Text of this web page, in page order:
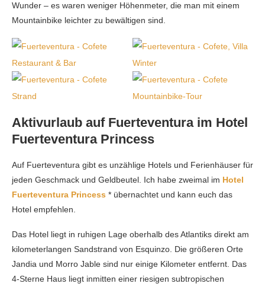
Wunder – es waren weniger Höhenmeter, die man mit einem
Mountainbike leichter zu bewältigen sind.
Aktivurlaub auf Fuerteventura im Hotel
Fuerteventura Princess
Auf Fuerteventura gibt es unzählige Hotels und Ferienhäuser für
jeden Geschmack und Geldbeutel. Ich habe zweimal im Hotel
Fuerteventura Princess * übernachtet und kann euch das
Hotel empfehlen.
Das Hotel liegt in ruhigen Lage oberhalb des Atlantiks direkt am
kilometerlangen Sandstrand von Esquinzo. Die größeren Orte
Jandia und Morro Jable sind nur einige Kilometer entfernt. Das
4-Sterne Haus liegt inmitten einer riesigen subtropischen